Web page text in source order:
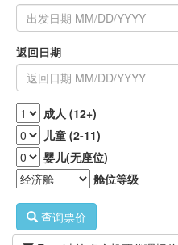
返回日期
成人 (12+)
儿童 (2-11)
婴儿(无座位)
舱位等级
查询票价